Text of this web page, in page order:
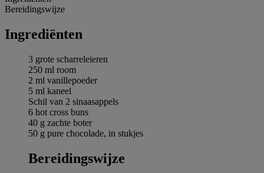
Bereidingswijze
Ingrediёnten
3 grote scharreleieren
250 ml room
2 ml vanillepoeder
5 ml kaneel
Schil van 2 sinaasappels
6 hot cross buns
40 g zachte boter
50 g pure chocolade, in stukjes
Bereidingswijze